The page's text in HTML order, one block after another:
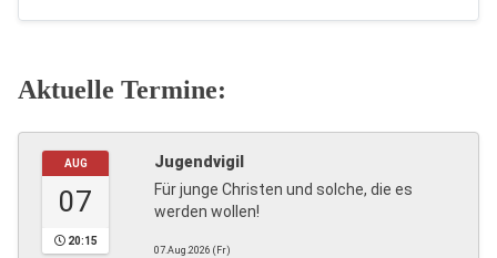
Aktuelle Termine:
AUG
07
20:15
Jugendvigil
Für junge Christen und solche, die es
werden wollen!
07.Aug.2026 (Fr)